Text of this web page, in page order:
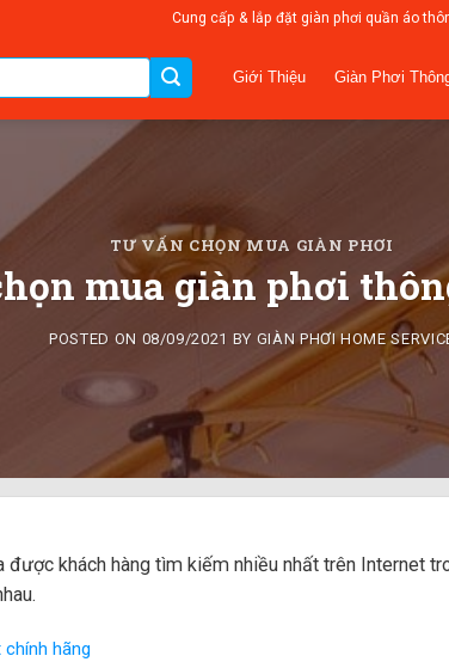
Cung cấp & lắp đặt giàn phơi quần áo
Giới Thiệu Giàn Phơi
TƯ VẤN CHỌN MUA GIÀN PHƠI
mua giàn phơi
POSTED ON 08/09/2021 BY GIÀN PHƠI HOME
được khách hàng tìm kiếm nhiều nhất trên Internet
hãng